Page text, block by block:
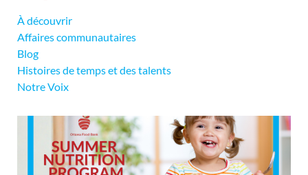
À découvrir
Affaires communautaires
Blog
Histoires de temps et des talents
Notre Voix